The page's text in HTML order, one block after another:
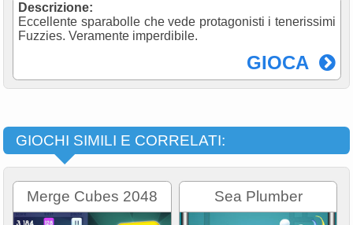
Descrizione:
Eccellente sparabolle che vede protagonisti i tenerissimi
Fuzzies. Veramente imperdibile.
GIOCA
GIOCHI SIMILI E CORRELATI:
Merge Cubes 2048 Sea Plumber